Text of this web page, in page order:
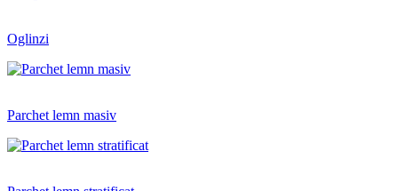
Oglinzi
Parchet lemn masiv